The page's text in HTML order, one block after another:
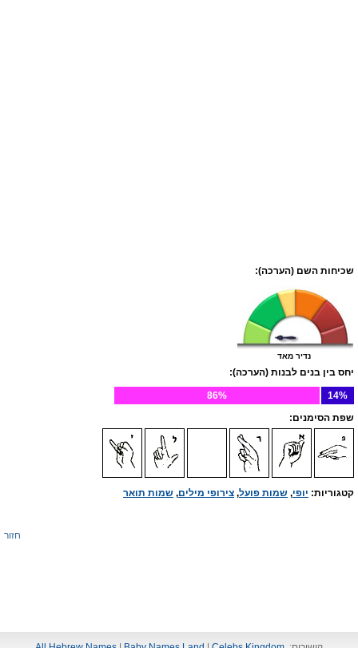
שכיחות השם (הערכה):
נדיר מאד
יחס בין בנים לבנות (הערכה):
14%
86%
שפת הסימנים:
קטגוריות: יופי, שמות פועל, צירופי מילים, שמות תואר
חזור